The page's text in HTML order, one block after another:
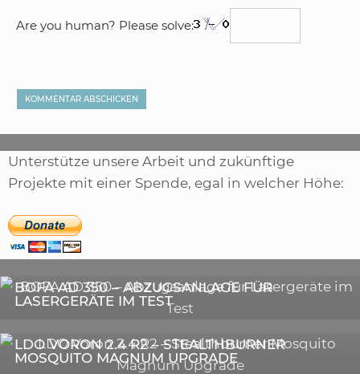
Are you human? Please solve:
Unterstütze unsere Arbeit und zukünftige
Projekte mit einer Spende, egal in welcher Höhe:
BOFA AD 350 – ABZUGSANLAGE FÜR
LASERGERÄTE IM TEST
DIE BEDEUTENDSTEN SCHRITTE ZUR
ERFOLGREICHEN MARKENBILDUNG IN DER
DIGITALEN ÄRA
LDO VORON 2.4 R2 – STEALTHBURNER
MOSQUITO MAGNUM UPGRADE
ASTRONOMIE